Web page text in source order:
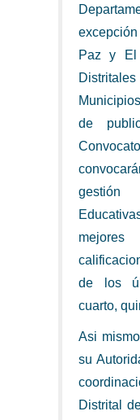
Paz y El
de
de los
cuarto,
Asi
su
Distrital